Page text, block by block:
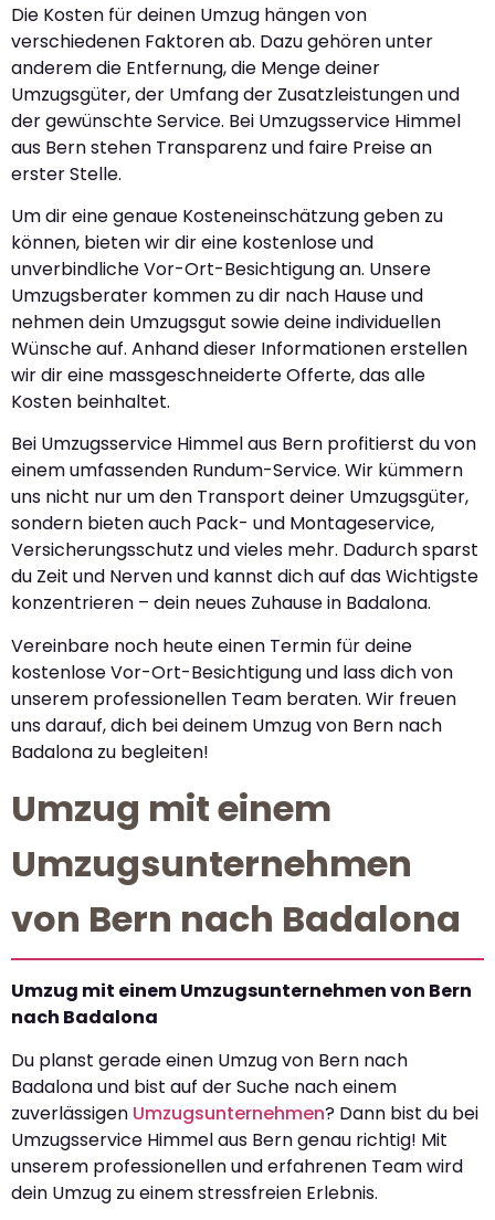
Die Kosten für deinen Umzug hängen von
verschiedenen Faktoren ab. Dazu gehören unter
anderem die Entfernung, die Menge deiner
Umzugsgüter, der Umfang der Zusatzleistungen und
der gewünschte Service. Bei Umzugsservice Himmel
aus Bern stehen Transparenz und faire Preise an
erster Stelle.
Um dir eine genaue Kosteneinschätzung geben zu
können, bieten wir dir eine kostenlose und
unverbindliche Vor-Ort-Besichtigung an. Unsere
Umzugsberater kommen zu dir nach Hause und
nehmen dein Umzugsgut sowie deine individuellen
Wünsche auf. Anhand dieser Informationen erstellen
wir dir eine massgeschneiderte Offerte, das alle
Kosten beinhaltet.
Bei Umzugsservice Himmel aus Bern profitierst du von
einem umfassenden Rundum-Service. Wir kümmern
uns nicht nur um den Transport deiner Umzugsgüter,
sondern bieten auch Pack- und Montageservice,
Versicherungsschutz und vieles mehr. Dadurch sparst
du Zeit und Nerven und kannst dich auf das Wichtigste
konzentrieren – dein neues Zuhause in Badalona.
Vereinbare noch heute einen Termin für deine
kostenlose Vor-Ort-Besichtigung und lass dich von
unserem professionellen Team beraten. Wir freuen
uns darauf, dich bei deinem Umzug von Bern nach
Badalona zu begleiten!
Umzug mit einem
Umzugsunternehmen
von Bern nach Badalona
Umzug mit einem Umzugsunternehmen von Bern
nach Badalona
Du planst gerade einen Umzug von Bern nach
Badalona und bist auf der Suche nach einem
zuverlässigen Umzugsunternehmen? Dann bist du bei
Umzugsservice Himmel aus Bern genau richtig! Mit
unserem professionellen und erfahrenen Team wird
dein Umzug zu einem stressfreien Erlebnis.